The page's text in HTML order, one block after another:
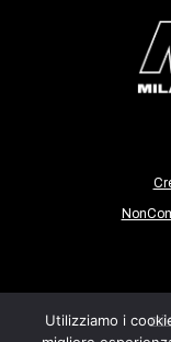
Utilizziamo i